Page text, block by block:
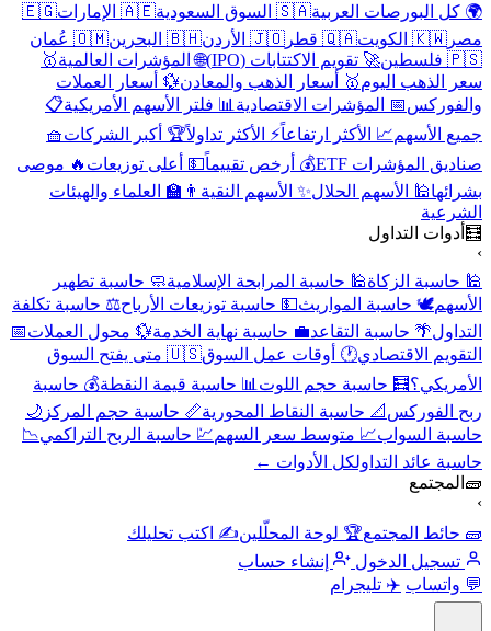
🌍 كل البورصات العربية🇸🇦 السوق السعودية 🇦🇪 الإمارات
🇪🇬
مصر 🇰🇼 الكويت 🇶🇦 قطر 🇯🇴 الأردن 🇧🇭 البحرين
🇴🇲 عُمان
🇵🇸 فلسطين
🚀 تقويم الاكتتابات (IPO) 🌐 المؤشرات العالمية🥇
سعر الذهب اليوم🥇 أسعار الذهب والمعادن💱 أسعار العملات
والفوركس 📅 المؤشرات الاقتصادية📊 فلتر الأسهم الأمريكية📋
جميع الأسهم📈 الأكثر ارتفاعاً⚡ الأكثر تداولاً🏆 أكبر الشركات🧺
صناديق المؤشرات ETF
💰 أرخص تقييماً💵 أعلى توزيعات🔥 موصى
بشرائها🕌 الأسهم الحلال ✨ الأسهم النقية👨‍🏫 العلماء والهيئات
الشرعية
🧮أدوات التداول
🕌 حاسبة الزكاة🕌 حاسبة المرابحة الإسلامية🧼 حاسبة تطهير
الأسهم🕊️ حاسبة المواريث💵 حاسبة توزيعات الأرباح⚖️ حاسبة تكلفة
التداول 🌴 حاسبة التقاعد💼 حاسبة نهاية الخدمة💱 محول العملات📅
التقويم الاقتصادي🕐 أوقات عمل السوق
🇺🇸 متى يفتح السوق
الأمريكي؟🧮 حاسبة حجم اللوت📊 حاسبة قيمة النقطة💰 حاسبة
ربح الفوركس 📐 حاسبة النقاط المحورية📏 حاسبة حجم المركز 🌙
حاسبة السواب📈 متوسط سعر السهم💹 حاسبة الربح التراكمي 📉
حاسبة عائد التداولكل الأدوات ←
🧱المجتمع
🧱 حائط المجتمع🏆 لوحة المحلّلين✍️ اكتب تحليلك
تسجيل الدخول
إنشاء حساب
💬 واتساب ✈️ تليجرام